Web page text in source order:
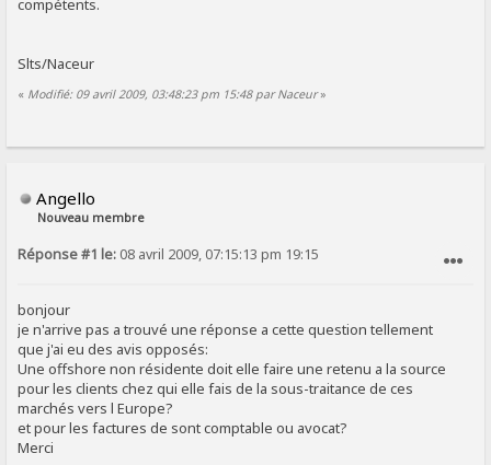
compétents.
Slts/Naceur
« Modifié: 09 avril 2009, 03:48:23 pm 15:48 par Naceur»
Angello
Nouveau membre
Réponse #1 le: 08 avril 2009, 07:15:13 pm 19:15
bonjour
je n'arrive pas a trouvé une réponse a cette question tellement
que j'ai eu des avis opposés:
Une offshore non résidente doit elle faire une retenu a la source
pour les clients chez qui elle fais de la sous-traitance de ces
marchés vers l Europe?
et pour les factures de sont comptable ou avocat?
Merci